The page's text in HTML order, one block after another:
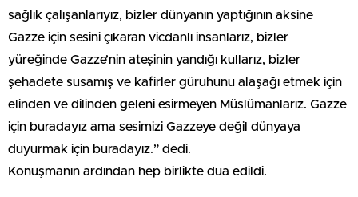
sağlık çalışanlarıyız, bizler dünyanın yaptığının aksine
Gazze için sesini çıkaran vicdanlı insanlarız, bizler
yüreğinde Gazze’nin ateşinin yandığı kullarız, bizler
şehadete susamış ve kafirler güruhunu alaşağı etmek için
elinden ve dilinden geleni esirmeyen Müslümanlarız. Gazze
için buradayız ama sesimizi Gazzeye değil dünyaya
duyurmak için buradayız.” dedi.
Konuşmanın ardından hep birlikte dua edildi.